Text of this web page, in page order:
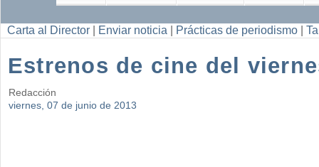
Carta al Director Enviar noticia Prácticas de periodismo
Estrenos de cine del
Redacción
viernes, 07 de junio de 2013